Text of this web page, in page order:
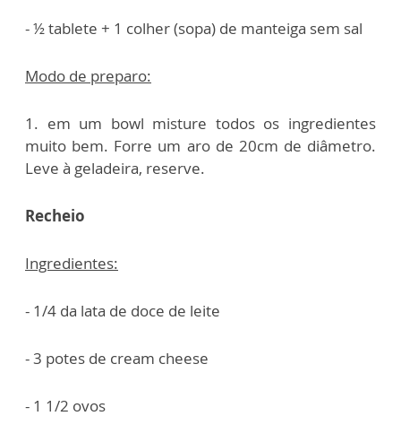
- ½ tablete + 1 colher (sopa) de manteiga sem sal
Modo de preparo:
1. em um bowl misture todos os ingredientes
muito bem. Forre um aro de 20cm de diâmetro.
Leve à geladeira, reserve.
Recheio
Ingredientes:
- 1/4 da lata de doce de leite
- 3 potes de cream cheese
- 1 1/2 ovos